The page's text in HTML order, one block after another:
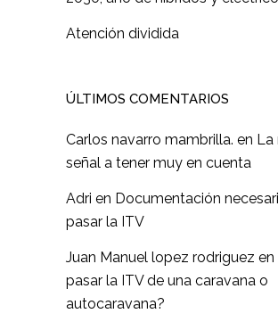
Atención dividida
ÚLTIMOS COMENTARIOS
Carlos navarro mambrilla. en La
señal a tener muy en cuenta
Adri en Documentación
pasar la ITV
Juan Manuel lopez rodriguez en
pasar la ITV de una caravana o
autocaravana?